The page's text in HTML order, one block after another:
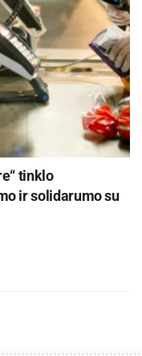
tinklo
ir solidarumo su